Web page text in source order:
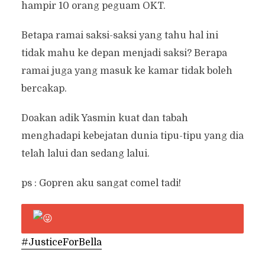
hampir 10 orang peguam OKT.
Betapa ramai saksi-saksi yang tahu hal ini
tidak mahu ke depan menjadi saksi? Berapa
ramai juga yang masuk ke kamar tidak boleh
bercakap.
Doakan adik Yasmin kuat dan tabah
menghadapi kebejatan dunia tipu-tipu yang dia
telah lalui dan sedang lalui.
ps : Gopren aku sangat comel tadi!
#JusticeForBella